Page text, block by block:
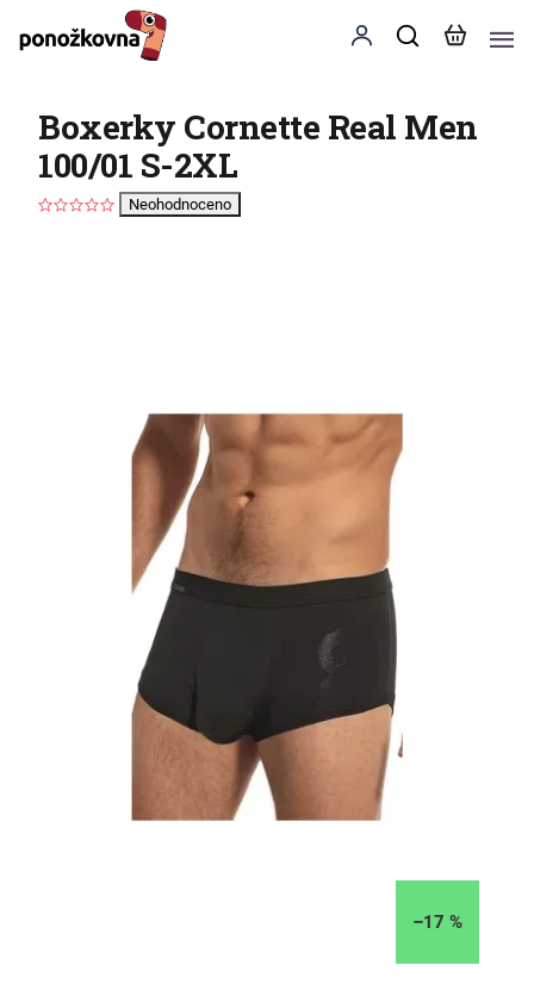
Boxerky Cornette Real Men
100/01 S-2XL
Neohodnoceno
–17 %